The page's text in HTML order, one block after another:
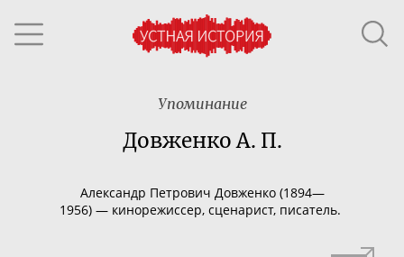
Упоминание
Довженко А. П.
Александр Петрович Довженко (1894—
1956) — кинорежиссер, сценарист, писатель.